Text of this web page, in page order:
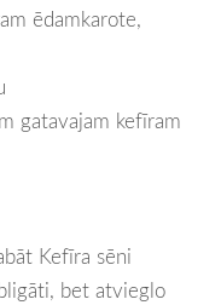
ēdamkarote,
gatavajam kefīram
Kefīra sēni
bet atvieglo